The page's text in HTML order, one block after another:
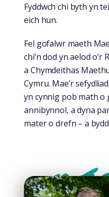
Fyddwch chi byth yn
eich hun.
Fel gofalwr maeth
chi’n dod yn aelod
a Chymdeithas
Cymru. Mae’r
yn cynnig pob math
annibynnol, a dyna
mater o drefn – a